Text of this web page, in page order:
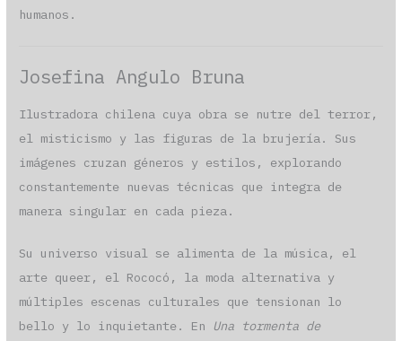
humanos.
Josefina Angulo Bruna
Ilustradora chilena cuya obra se nutre del terror,
el misticismo y las figuras de la brujería. Sus
imágenes cruzan géneros y estilos, explorando
constantemente nuevas técnicas que integra de
manera singular en cada pieza.
Su universo visual se alimenta de la música, el
arte queer, el Rococó, la moda alternativa y
múltiples escenas culturales que tensionan lo
bello y lo inquietante. En
Una tormenta de